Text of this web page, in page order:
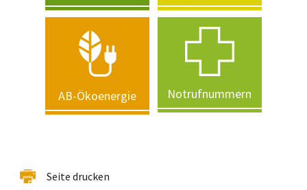
AB-Ökoenergie Notrufnummern
Seite drucken